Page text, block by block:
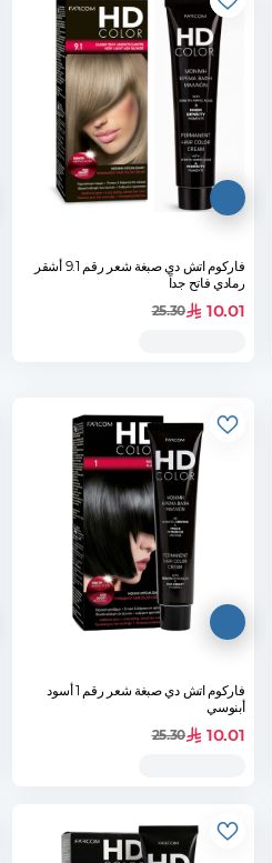
فاركوم اتش دي صبغة شعر رقم 9.1 أشقر
رمادي فاتح جداً
10.01
25.30
فاركوم اتش دي صبغة شعر رقم 1 أسود
أبنوسي
10.01
25.30